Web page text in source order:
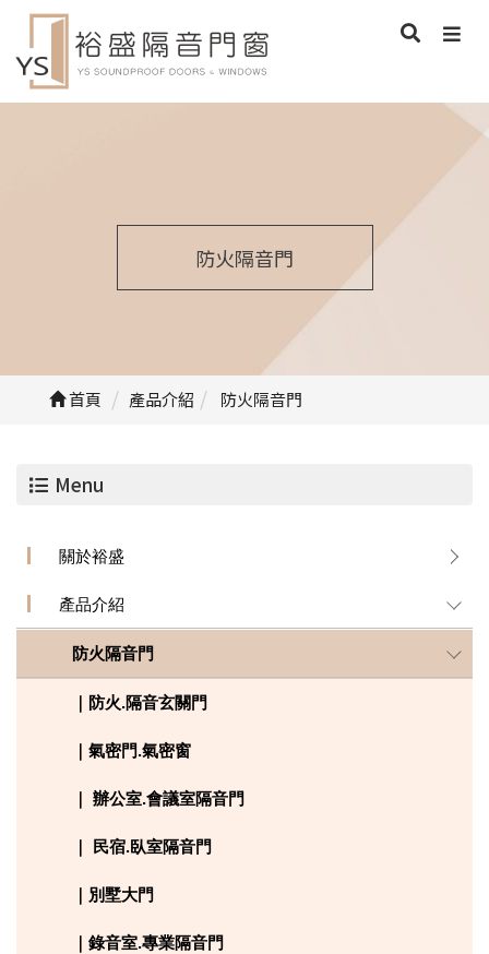
防火隔音門
首頁 產品介紹 防火隔音門
Menu
關於裕盛
產品介紹
防火隔音門
｜防火.隔音玄關門
｜氣密門.氣密窗
｜ 辦公室.會議室隔音門
｜ 民宿.臥室隔音門
｜別墅大門
｜錄音室.專業隔音門